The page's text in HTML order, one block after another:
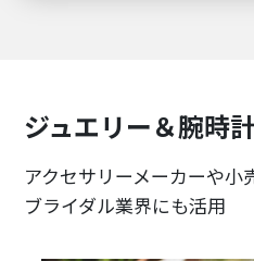
ジュエリー＆腕時
アクセサリーメーカーや小
ブライダル業界にも活用